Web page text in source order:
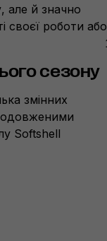
але й значно
своєї роботи або
сезону
змінних
Softshell